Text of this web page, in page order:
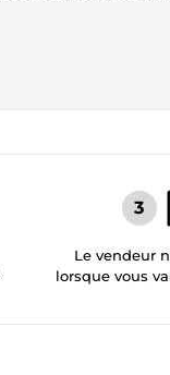
Le vendeur
lorsque vous